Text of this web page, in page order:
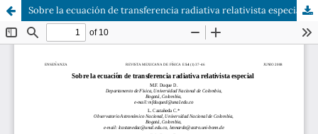
Sobre la ecuación de transferencia radiativa relativista especial